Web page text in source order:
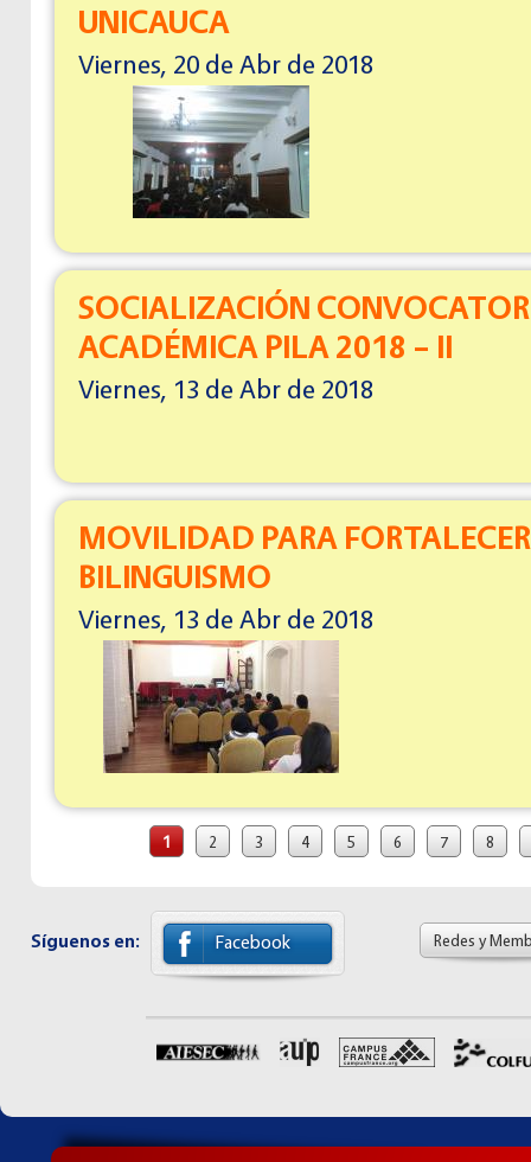
UNICAUCA
Viernes, 20 de Abr de 2018
SOCIALIZACIÓN
ACADÉMICA PILA 2018 – II
Viernes, 13 de Abr de 2018
MOVILIDAD PARA
BILINGUISMO
Viernes, 13 de Abr de 2018
1 2 3 4 5 6 7 8
Síguenos en: Facebook Redes y